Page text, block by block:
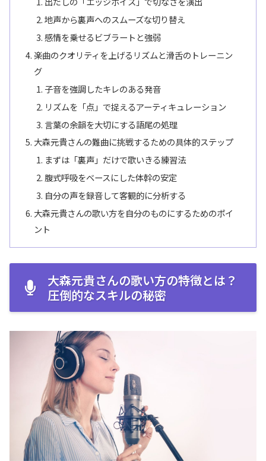
地声から裏声へのスムーズな切り替え
感情を乗せるビブラートと強弱
楽曲のクオリティを上げるリズムと滑舌のトレーニン
グ
子音を強調したキレのある発音
リズムを「点」で捉えるアーティキュレーション
言葉の余韻を大切にする語尾の処理
大森元貴さんの難曲に挑戦するための具体的ステップ
まずは「裏声」だけで歌いきる練習法
腹式呼吸をベースにした体幹の安定
自分の声を録音して客観的に分析する
大森元貴さんの歌い方を自分のものにするためのポイ
ント
大森元貴さんの歌い方の特徴とは？
圧倒的なスキルの秘密